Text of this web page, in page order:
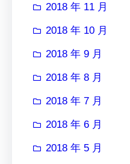
2018 年 11 月
2018 年 10 月
2018 年 9 月
2018 年 8 月
2018 年 7 月
2018 年 6 月
2018 年 5 月